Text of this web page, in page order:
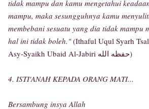
tidak mampu dan kamu mengetahui
mampu, maka sesungguhnya kamu
membebani sesuatu yang dia tidak mampu
hal ini tidak boleh."(Ithaful Uqul Syarh
Asy-Syaikh Ubaid Al-Jabiri حفظه الله)
4. ISTI'ANAH KEPADA ORANG MATI...
Bersambung insya Allah